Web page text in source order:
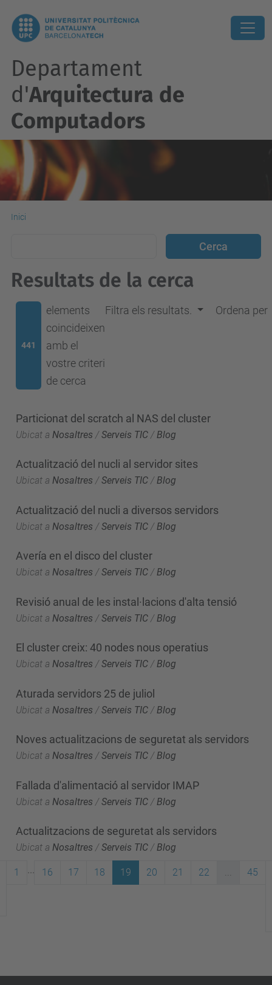
Departament
d'Arquitectura de
Computadors
Inici
Resultats de la cerca
441
elements
coincideixen
amb el
vostre criteri
de cerca
Filtra els resultats. Ordena per
Particionat del scratch al NAS del cluster
Ubicat a Nosaltres /Serveis TIC / Blog
Actualització del nucli al servidor sites
Ubicat a Nosaltres /Serveis TIC /Blog
Actualització del nucli a diversos servidors
Ubicat a Nosaltres /Serveis TIC / Blog
Avería en el disco del cluster
Ubicat a Nosaltres /Serveis TIC /Blog
Revisió anual de les instal·lacions d'alta tensió
Ubicat a Nosaltres /Serveis TIC / Blog
El cluster creix: 40 nodes nous operatius
Ubicat a Nosaltres /Serveis TIC /Blog
Aturada servidors 25 de juliol
Ubicat a Nosaltres /Serveis TIC / Blog
Noves actualitzacions de seguretat als servidors
Ubicat a Nosaltres /Serveis TIC /Blog
Fallada d'alimentació al servidor IMAP
Ubicat a Nosaltres /Serveis TIC / Blog
Actualitzacions de seguretat als servidors
Ubicat a Nosaltres /Serveis TIC /Blog
1 16 17 18 19 20 21 22 ... 45